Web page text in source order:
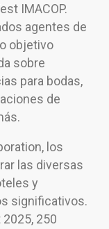
IMACOP.
agentes de
objetivo
sobre
para bodas,
de
los
las diversas
y
significativos.
250